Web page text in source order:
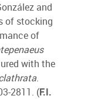
and
of stocking
of
with the
.
2811. (F.I.